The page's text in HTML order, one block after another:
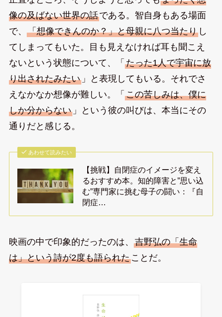
像の及ばない世界の話である。智自身もある場面
で、 「想像できんのか？」と母親に八つ当たりし
てしまってもいた。目も見えなければ耳も聞こえ
ないという状態について、「 たった1人で宇宙に放
り出されたみたい」と表現してもいる。それでさ
えなかなか想像が難しい。「 この苦しみは、僕に
しか分からない」という彼の叫びは、本当にその
通りだと感じる。
あわせて読みたい
【挑戦】自閉症のイメージを変え
るおすすめ本。知的障害と”思い込
む”専門家に挑む母子の闘い：『自
閉症…
映画の中で印象的だったのは、 吉野弘の「生命
は」という詩が2度も語られたことだ。